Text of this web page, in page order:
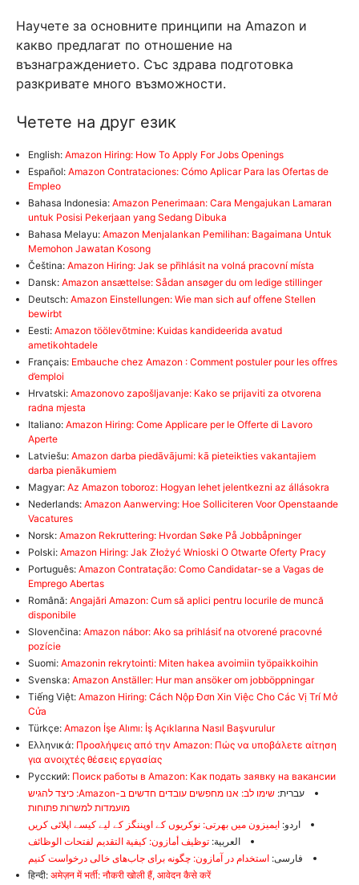
Научете за основните принципи на Amazon и
какво предлагат по отношение на
възнаграждението. Със здрава подготовка
разкривате много възможности.
Четете на друг език
English: Amazon Hiring: How To Apply For Jobs Openings
Español: Amazon Contrataciones: Cómo Aplicar Para las Ofertas de
Empleo
Bahasa Indonesia: Amazon Penerimaan: Cara Mengajukan Lamaran
untuk Posisi Pekerjaan yang Sedang Dibuka
Bahasa Melayu: Amazon Menjalankan Pemilihan: Bagaimana Untuk
Memohon Jawatan Kosong
Čeština: Amazon Hiring: Jak se přihlásit na volná pracovní místa
Dansk: Amazon ansættelse: Sådan ansøger du om ledige stillinger
Deutsch: Amazon Einstellungen: Wie man sich auf offene Stellen
bewirbt
Eesti: Amazon töölevõtmine: Kuidas kandideerida avatud
ametikohtadele
Français: Embauche chez Amazon : Comment postuler pour les offres
d’emploi
Hrvatski: Amazonovo zapošljavanje: Kako se prijaviti za otvorena
radna mjesta
Italiano: Amazon Hiring: Come Applicare per le Offerte di Lavoro
Aperte
Latviešu: Amazon darba piedāvājumi: kā pieteikties vakantajiem
darba pienākumiem
Magyar: Az Amazon toboroz: Hogyan lehet jelentkezni az állásokra
Nederlands: Amazon Aanwerving: Hoe Solliciteren Voor Openstaande
Vacatures
Norsk: Amazon Rekruttering: Hvordan Søke På Jobbåpninger
Polski: Amazon Hiring: Jak Złożyć Wnioski O Otwarte Oferty Pracy
Português: Amazon Contratação: Como Candidatar-se a Vagas de
Emprego Abertas
Română: Angajări Amazon: Cum să aplici pentru locurile de muncă
disponibile
Slovenčina: Amazon nábor: Ako sa prihlásiť na otvorené pracovné
pozície
Suomi: Amazonin rekrytointi: Miten hakea avoimiin työpaikkoihin
Svenska: Amazon Anställer: Hur man ansöker om jobböppningar
Tiếng Việt: Amazon Hiring: Cách Nộp Đơn Xin Việc Cho Các Vị Trí Mở
Cửa
Türkçe: Amazon İşe Alımı: İş Açıklarına Nasıl Başvurulur
Ελληνικά: Προσλήψεις από την Amazon: Πώς να υποβάλετε αίτηση
για ανοιχτές θέσεις εργασίας
Русский: Поиск работы в Amazon: Как подать заявку на вакансии
עברית:
שימו לב: אנו מחפשים עובדים חדשים ב-Amazon: כיצד להגיש
מועמדות למשרות פתוחות
اردو: ایمیزون میں بھرتی: نوکریوں کے اوپننگز کے لیے کیسے اپلائی کریں
العربية: توظيف أمازون: كيفية التقديم لفتحات الوظائف
فارسی: استخدام در آمازون: چگونه برای جاب‌های خالی درخواست کنیم
हिन्दी: अमेज़न में भर्ती: नौकरी खोली हैं, आवेदन कैसे करें